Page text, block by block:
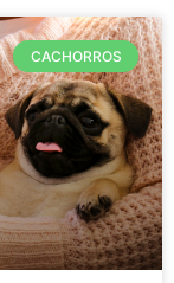
CACHORROS